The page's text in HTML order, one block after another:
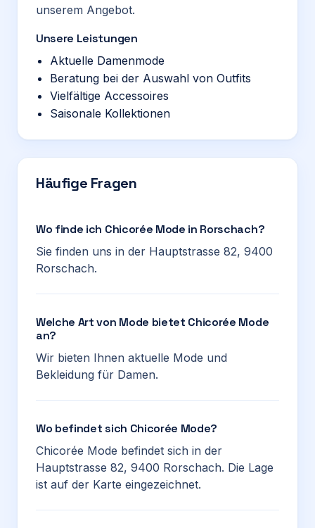
unserem Angebot.
Unsere Leistungen
Aktuelle Damenmode
Beratung bei der Auswahl von Outfits
Vielfältige Accessoires
Saisonale Kollektionen
Häufige Fragen
Wo finde ich Chicorée Mode in Rorschach?
Sie finden uns in der Hauptstrasse 82, 9400
Rorschach.
Welche Art von Mode bietet Chicorée Mode
an?
Wir bieten Ihnen aktuelle Mode und
Bekleidung für Damen.
Wo befindet sich Chicorée Mode?
Chicorée Mode befindet sich in der
Hauptstrasse 82, 9400 Rorschach. Die Lage
ist auf der Karte eingezeichnet.